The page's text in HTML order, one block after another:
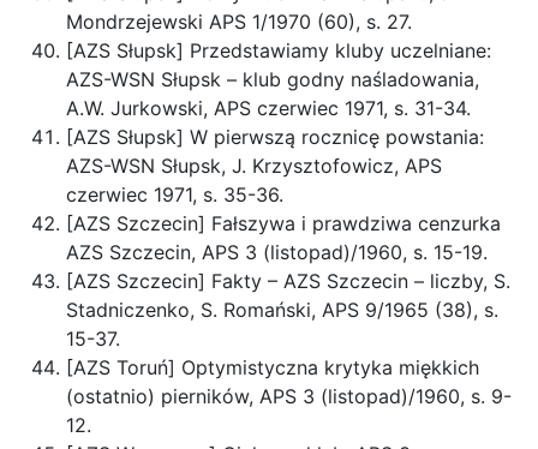
Mondrzejewski APS 1/1970 (60), s. 27.
[AZS Słupsk] Przedstawiamy kluby uczelniane:
AZS-WSN Słupsk – klub godny naśladowania,
A.W. Jurkowski, APS czerwiec 1971, s. 31-34.
[AZS Słupsk] W pierwszą rocznicę powstania:
AZS-WSN Słupsk, J. Krzysztofowicz, APS
czerwiec 1971, s. 35-36.
[AZS Szczecin] Fałszywa i prawdziwa cenzurka
AZS Szczecin, APS 3 (listopad)/1960, s. 15-19.
[AZS Szczecin] Fakty – AZS Szczecin – liczby, S.
Stadniczenko, S. Romański, APS 9/1965 (38), s.
15-37.
[AZS Toruń] Optymistyczna krytyka miękkich
(ostatnio) pierników, APS 3 (listopad)/1960, s. 9-
12.